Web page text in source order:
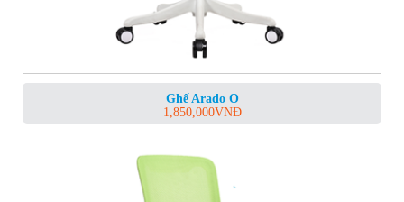
Ghế Arado O
1,850,000VNĐ